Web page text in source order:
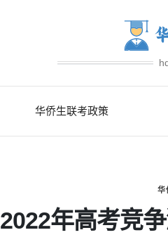
华侨生联考政策
华
2022年高考竞